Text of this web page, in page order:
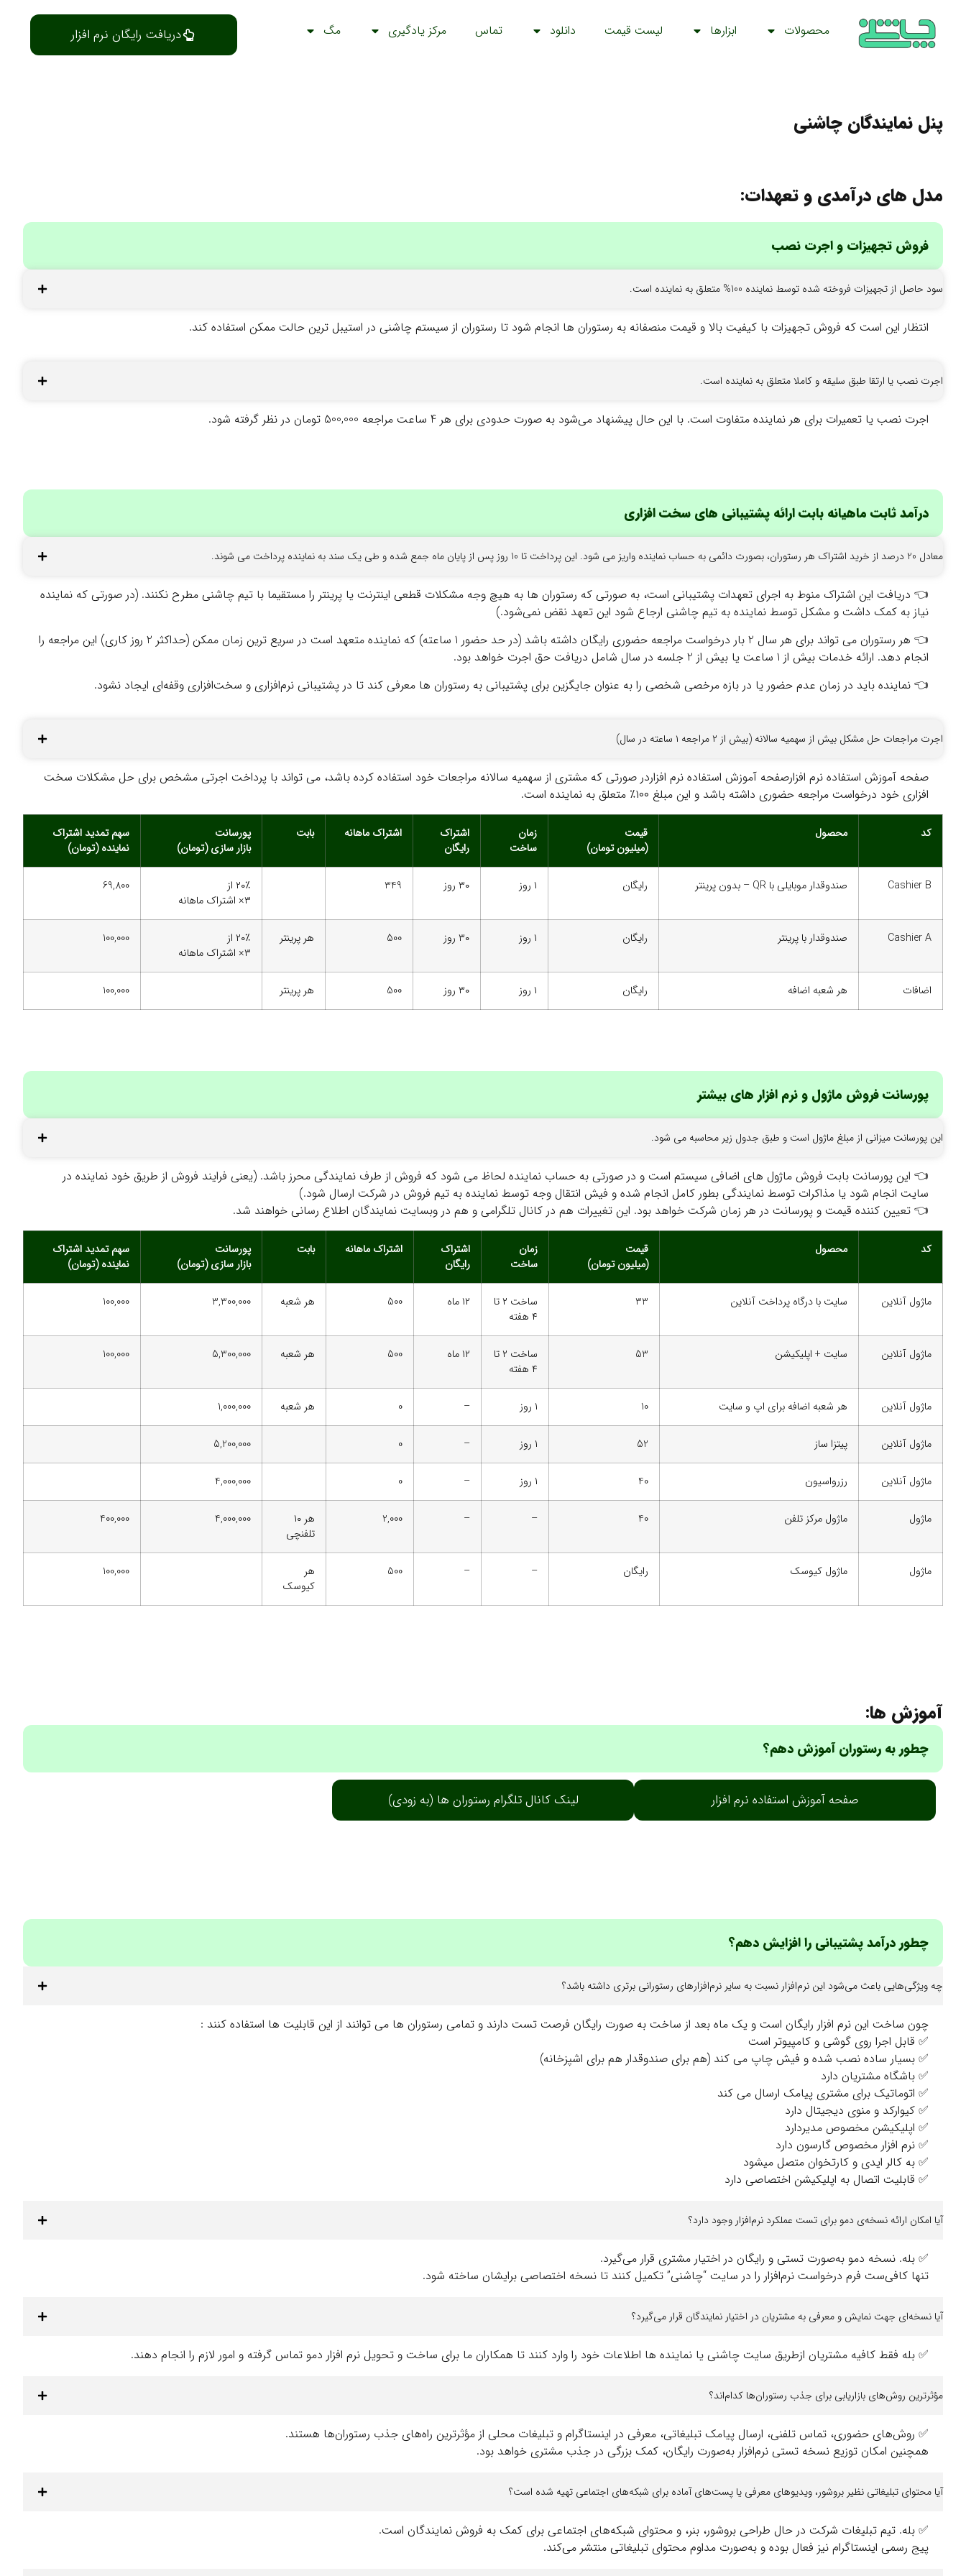
محصولات ابزارها لیست قیمت دانلود تماس مرکز یادگیری مگ دریافت رایگان نرم افزار
پنل نمایندگان چاشنی
مدل های درآمدی و تعهدات:
فروش تجهیزات و اجرت نصب
سود حاصل از تجهیزات فروخته شده توسط نماینده 100% متعلق به نماینده است.
انتظار این است که فروش تجهیزات با کیفیت بالا و قیمت منصفانه به رستوران ها انجام شود تا رستوران از سیستم چاشنی در استیبل ترین حالت ممکن استفاده کند.
اجرت نصب یا ارتقا طبق سلیقه و کاملا متعلق به نماینده است.
اجرت نصب یا تعمیرات برای هر نماینده متفاوت است. با این حال پیشنهاد می‌شود به صورت حدودی برای هر 4 ساعت مراجعه 500,000 تومان در نظر گرفته شود.
درآمد ثابت ماهیانه بابت ارائه پشتیبانی های سخت افزاری
معادل 20 درصد از خرید اشتراک هر رستوران، بصورت دائمی به حساب نماینده واریز می شود. این پرداخت تا 10 روز پس از پایان ماه جمع شده و طی یک سند به نماینده پرداخت می شوند.
👈 دریافت این اشتراک منوط به اجرای تعهدات پشتیبانی است، به صورتی که رستوران ها به هیچ وجه مشکلات قطعی اینترنت یا پرینتر را مستقیما با تیم چاشنی مطرح نکنند. (در صورتی که نماینده
نیاز به کمک داشت و مشکل توسط نماینده به تیم چاشنی ارجاع شود این تعهد نقض نمی‌شود.)
👈
هر رستوران می تواند برای هر سال 2 بار درخواست مراجعه حضوری رایگان داشته باشد (در حد حضور 1 ساعته) که نماینده متعهد است در سریع ترین زمان ممکن (حداکثر 2 روز کاری) این مراجعه را
انجام دهد. ارائه خدمات بیش از 1 ساعت یا بیش از 2 جلسه در سال شامل دریافت حق اجرت خواهد بود.
👈 نماینده باید در زمان عدم حضور یا در بازه مرخصی شخصی را به عنوان جایگزین برای پشتیبانی به رستوران ها معرفی کند تا در پشتیبانی نرم‌افزاری و سخت‌افزاری وقفه‌ای ایجاد نشود.
اجرت مراجعات حل مشکل بیش از سهمیه سالانه (بیش از ۲ مراجعه ۱ ساعته در سال)
صفحه آموزش استفاده نرم افزارصفحه آموزش استفاده نرم افزاردر صورتی که مشتری از سهمیه سالانه مراجعات خود استفاده کرده باشد، می تواند با پرداخت اجرتی مشخص برای حل مشکلات سخت
افزاری خود درخواست مراجعه حضوری داشته باشد و این مبلغ ۱۰۰٪ متعلق به نماینده است.
کد محصول
قیمت
(میلیون تومان)
زمان
ساخت
اشتراک
رایگان
اشتراک ماهانه بابت
پورسانت
بازار سازی (تومان)
سهم تمدید اشتراک
نماینده (تومان)
Cashier B صندوقدار موبایلی با QR – بدون پرینتر رایگان ۱ روز ۳۰ روز 349
۲۰٪ از
۳× اشتراک ماهانه
69,800
Cashier A صندوقدار با پرینتر رایگان ۱ روز ۳۰ روز 500 هر پرینتر
۲۰٪ از
۳× اشتراک ماهانه
100,000
اضافات هر شعبه اضافه رایگان ۱ روز ۳۰ روز 500 هر پرینتر 100,000
پورسانت فروش ماژول و نرم افزار های بیشتر
این پورسانت میزانی از مبلغ ماژول است و طبق جدول زیر محاسبه می شود.
👈 این پورسانت بابت فروش ماژول های اضافی سیستم است و در صورتی به حساب نماینده لحاظ می شود که فروش از طرف نمایندگی محرز باشد. (یعنی فرایند فروش از طریق خود نماینده در
سایت انجام شود یا مذاکرات توسط نمایندگی بطور کامل انجام شده و فیش انتقال وجه توسط نماینده به تیم فروش در شرکت ارسال شود.)
👈 تعیین کننده قیمت و پورسانت در هر زمان شرکت خواهد بود. این تغییرات هم در کانال تلگرامی و هم در وبسایت نمایندگان اطلاع رسانی خواهند شد.
کد محصول
قیمت
(میلیون تومان)
زمان
ساخت
اشتراک
رایگان
اشتراک ماهانه بابت
پورسانت
بازار سازی (تومان)
سهم تمدید اشتراک
نماینده (تومان)
ماژول آنلاین سایت با درگاه پرداخت آنلاین 33
ساخت ۲ تا
۴ هفته
۱۲ ماه 500 هر شعبه 3,300,000
100,000
ماژول آنلاین سایت + اپلیکیشن 53
ساخت ۲ تا
۴ هفته
۱۲ ماه 500 هر شعبه 5,300,000
100,000
ماژول آنلاین هر شعبه اضافه برای اپ و سایت 10 ۱ روز –
0 هر شعبه 1,000,000
ماژول آنلاین پیتزا ساز 52 ۱ روز –
0
5,200,000
ماژول آنلاین رزرواسیون 40 ۱ روز –
0
4,000,000
ماژول ماژول مرکز تلفن 40
–
–
2,000
هر ۱۰
تلفنچی
4,000,000
400,000
ماژول ماژول کیوسک رایگان –
–
500
هر
کیوسک
100,000
آموزش ها:
چطور به رستوران آموزش دهم؟
صفحه آموزش استفاده نرم افزار لینک کانال تلگرام رستوران ها (به زودی)
چطور درآمد پشتیبانی را افزایش دهم؟
چه ویژگی‌هایی باعث می‌شود این نرم‌افزار نسبت به سایر نرم‌افزارهای رستورانی برتری داشته باشد؟
چون ساخت این نرم افزار رایگان است و یک ماه بعد از ساخت به صورت رایگان فرصت تست دارند و تمامی رستوران ها می توانند از این قابلیت ها استفاده کنند :
✅ قابل اجرا روی گوشی و کامپیوتر است
✅ بسیار ساده نصب شده و فیش چاپ می کند (هم برای صندوقدار هم برای اشپزخانه)
✅ باشگاه مشتریان دارد
✅ اتوماتیک برای مشتری پیامک ارسال می کند
✅ کیوارکد و منوی دیجیتال دارد
✅ اپلیکیشن مخصوص مدیردارد
✅ نرم افزار مخصوص گارسون دارد
✅ به کالر ایدی و کارتخوان متصل میشود
✅ قابلیت اتصال به اپلیکیشن اختصاصی دارد
آیا امکان ارائه نسخه‌ی دمو برای تست عملکرد نرم‌افزار وجود دارد؟
✅ بله. نسخه دمو به‌صورت تستی و رایگان در اختیار مشتری قرار می‌گیرد.
تنها کافی‌ست فرم درخواست نرم‌افزار را در سایت “چاشنی” تکمیل کنند تا نسخه اختصاصی برایشان ساخته شود.
آیا نسخه‌ای جهت نمایش و معرفی به مشتریان در اختیار نمایندگان قرار می‌گیرد؟
✅ بله فقط کافیه مشتریان ازطریق سایت چاشنی یا نماینده ها اطلاعات خود را وارد کنند تا همکاران ما برای ساخت و تحویل نرم افزار دمو تماس گرفته و امور لازم را انجام دهند.
مؤثرترین روش‌های بازاریابی برای جذب رستوران‌ها کدام‌اند؟
✅ روش‌های حضوری، تماس تلفنی، ارسال پیامک تبلیغاتی، معرفی در اینستاگرام و تبلیغات محلی از مؤثرترین راه‌های جذب رستوران‌ها هستند.
همچنین امکان توزیع نسخه تستی نرم‌افزار به‌صورت رایگان، کمک بزرگی در جذب مشتری خواهد بود.
آیا محتوای تبلیغاتی نظیر بروشور، ویدیوهای معرفی یا پست‌های آماده برای شبکه‌های اجتماعی تهیه شده است؟
✅ بله. تیم تبلیغات شرکت در حال طراحی بروشور، بنر، و محتوای شبکه‌های اجتماعی برای کمک به فروش نمایندگان است.
پیج رسمی اینستاگرام نیز فعال بوده و به‌صورت مداوم محتوای تبلیغاتی منتشر می‌کند.